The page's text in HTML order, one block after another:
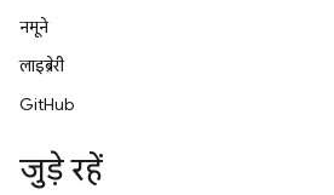
नमूने
लाइब्रेरी
GitHub
जुड़े रहें